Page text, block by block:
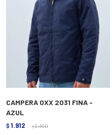
CAMPERA OXX 2031 FINA -
AZUL
$ 1.912 $ 2.390